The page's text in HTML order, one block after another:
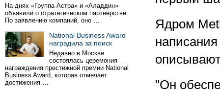
На днях «Группа Астра» и «Аладдин»
объявили о стратегическом партнёрстве.
По заявлению компаний, оно …
National Business Award
наградила за поиск
Недавно в Москве
состоялась церемония
награждения престижной премии National
Business Award, которая отмечает
достижения …
Ядром
"Он